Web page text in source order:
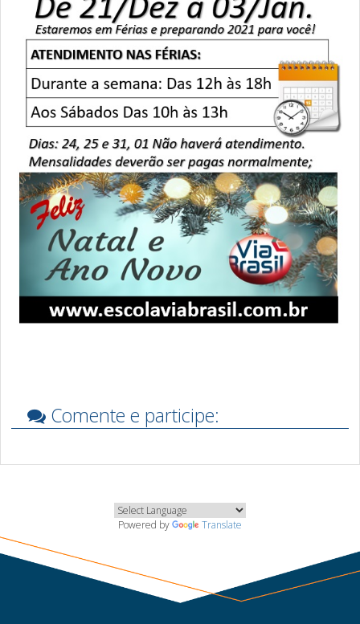
Comente e participe:
Powered by Translate